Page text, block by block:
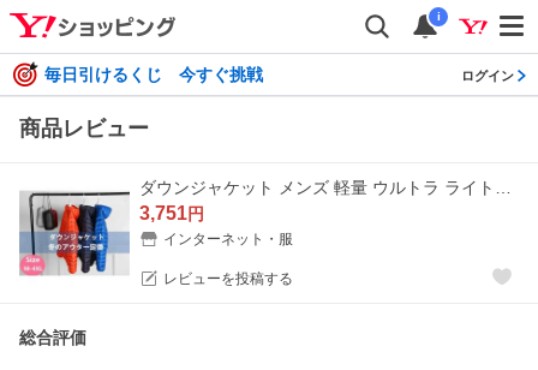
i
毎日引けるくじ 今すぐ挑戦 ログイン
商品レビュー
3,751円
インターネット・服
レビューを投稿する
総合評価